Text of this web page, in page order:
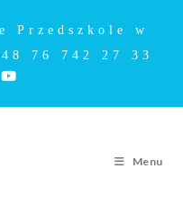
Przedszkole w
76 742 27 33
Menu